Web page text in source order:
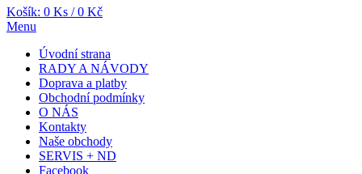
Košík: 0 Ks /0 Kč
Menu
Úvodní strana
RADY A NÁVODY
Doprava a platby
Obchodní podmínky
O NÁS
Kontakty
Naše obchody
SERVIS + ND
Facebook